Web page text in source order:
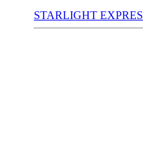
STARLIGHT